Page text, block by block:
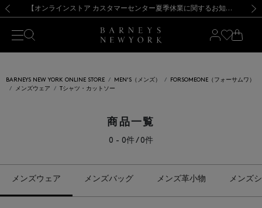
新規登録のお客様も対象！＜MY BARNEYS＞会員のお客様は11,000円（税込）以上のお買上げで常時送料無料！お買い物の際は会員登録を！
【夏季休業に伴う出荷一時停止のお知らせ】(2026.8.7) 【オンラインストア カスタマーセンター夏季休業に関するお知らせ】（2026.8.7）
【夏季休業に伴う返品・交換承り一時停止のお知らせ】（2026.8.5）
熊本県を中心とした地震の影響によるお荷物のお届けについて
【開催中】SUMMER SALEのご案内・ご注意事項 新規登録のお客様も対象！＜MY BARNEYS＞会員のお客様は11,000円（税込）以上のお買上げで常時送料無料！お買い物の際は会員登録を！
【夏季休業に伴う出荷一時停止のお知らせ】(2026.8.7)
BARNEYS NEW YORK ONLINE STORE MEN'S（メンズ）
FORSOMEONE（フォーサムワ）
メンズウェア
Tシャツ・カットソー
商品一覧
0 - 0件 / 0件
メンズウェア メンズバッグ メンズ革小物 メンズ